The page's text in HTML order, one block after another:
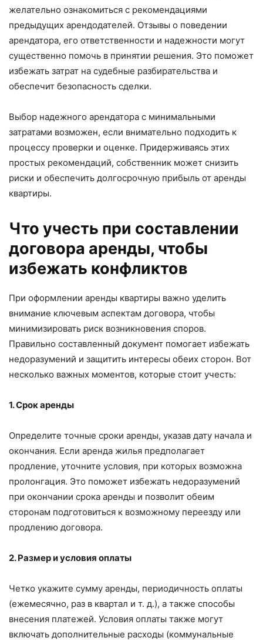
желательно ознакомиться с рекомендациями
предыдущих арендодателей. Отзывы о поведении
арендатора, его ответственности и надежности могут
существенно помочь в принятии решения. Это поможет
избежать затрат на судебные разбирательства и
обеспечит безопасность сделки.
Выбор надежного арендатора с минимальными
затратами возможен, если внимательно подходить к
процессу проверки и оценке. Придерживаясь этих
простых рекомендаций, собственник может снизить
риски и обеспечить долгосрочную прибыль от аренды
квартиры.
Что учесть при составлении
договора аренды, чтобы
избежать конфликтов
При оформлении аренды квартиры важно уделить
внимание ключевым аспектам договора, чтобы
минимизировать риск возникновения споров.
Правильно составленный документ помогает избежать
недоразумений и защитить интересы обеих сторон. Вот
несколько важных моментов, которые стоит учесть:
1. Срок аренды
Определите точные сроки аренды, указав дату начала и
окончания. Если аренда жилья предполагает
продление, уточните условия, при которых возможна
пролонгация. Это поможет избежать недоразумений
при окончании срока аренды и позволит обеим
сторонам подготовиться к возможному переезду или
продлению договора.
2. Размер и условия оплаты
Четко укажите сумму аренды, периодичность оплаты
(ежемесячно, раз в квартал и т. д.), а также способы
внесения платежей. Условия оплаты также могут
включать дополнительные расходы (коммунальные